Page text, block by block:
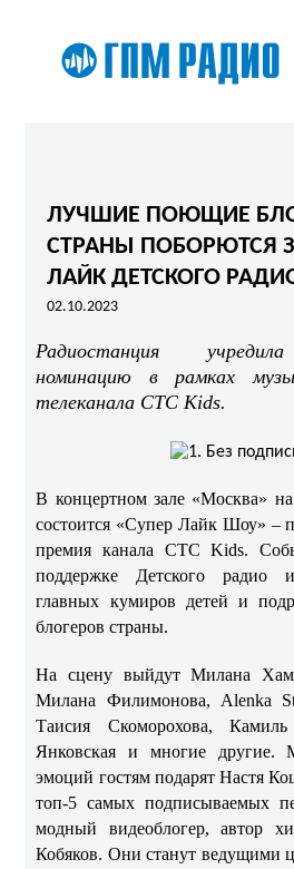
ЛУЧШИЕ ПОЮЩИЕ
СТРАНЫ ПОБОРЮТСЯ
ЛАЙК ДЕТСКОГО
02.10.2023
Радиостанция
номинацию в рамках
телеканала СТС Kids.
В концертном зале «Москва»
состоится «Супер Лайк Шоу» –
премия канала СТС Kids.
поддержке Детского радио
главных кумиров детей и
блогеров страны.
На сцену выйдут Милана
Милана Филимонова, Alenka
Таисия Скоморохова,
Янковская и многие другие.
эмоций гостям подарят Настя
топ-5 самых подписываемых
модный видеоблогер, автор
Кобяков. Они станут ведущими